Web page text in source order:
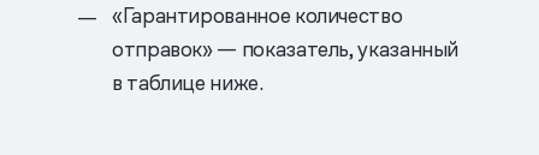
«Гарантированное количество
отправок» — показатель, указанный
в таблице ниже.